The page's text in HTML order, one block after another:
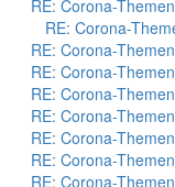
RE: Corona-Themen
RE: Corona-
RE: Corona-Themen
RE: Corona-Themen
RE: Corona-Themen
RE: Corona-Themen
RE: Corona-Themen
RE: Corona-Themen
RE: Corona-Themen